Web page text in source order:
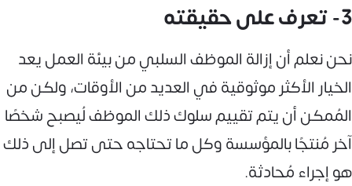
3- تعرف على حقيقته
نحن نعلم أن إزالة الموظف السلبي من بيئة العمل يعد
الخيار الأكثر موثوقية في العديد من الأوقات، ولكن من
المُمكن أن يتم تقييم سلوك ذلك الموظف لُيصبح شخصًا
آخر مُنتجًا بالمؤسسة وكل ما تحتاجه حتى تصل إلى ذلك
هو إجراء مُحادثة.